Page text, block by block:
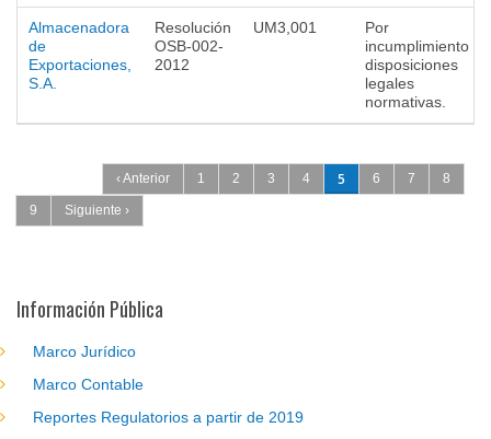
Almacenadora
de
Exportaciones,
S.A.
Resolución
OSB-002-
2012
UM3,001
Por
incumplimiento a
disposiciones
legales
normativas.
Páginas
‹ Anterior 1 2 3 4 5 6 7 8
9 Siguiente ›
Información Pública
Marco Jurídico
Marco Contable
Reportes Regulatorios a partir de 2019